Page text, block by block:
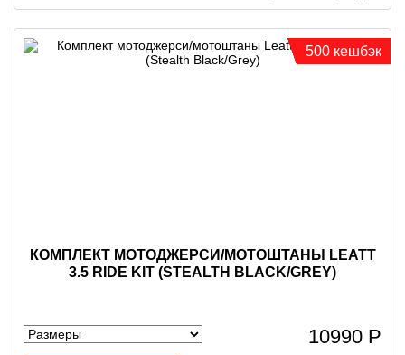
КОМПЛЕКТ МОТОДЖЕРСИ/МОТОШТАНЫ LEATT
3.5 RIDE KIT (STEALTH BLACK/GREY)
10990 Р
500 кешбэк